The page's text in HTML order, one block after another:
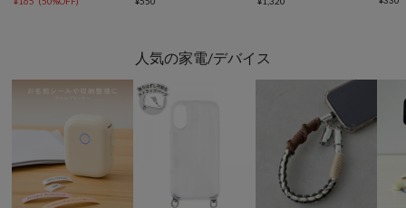
人気の家電/デバイス